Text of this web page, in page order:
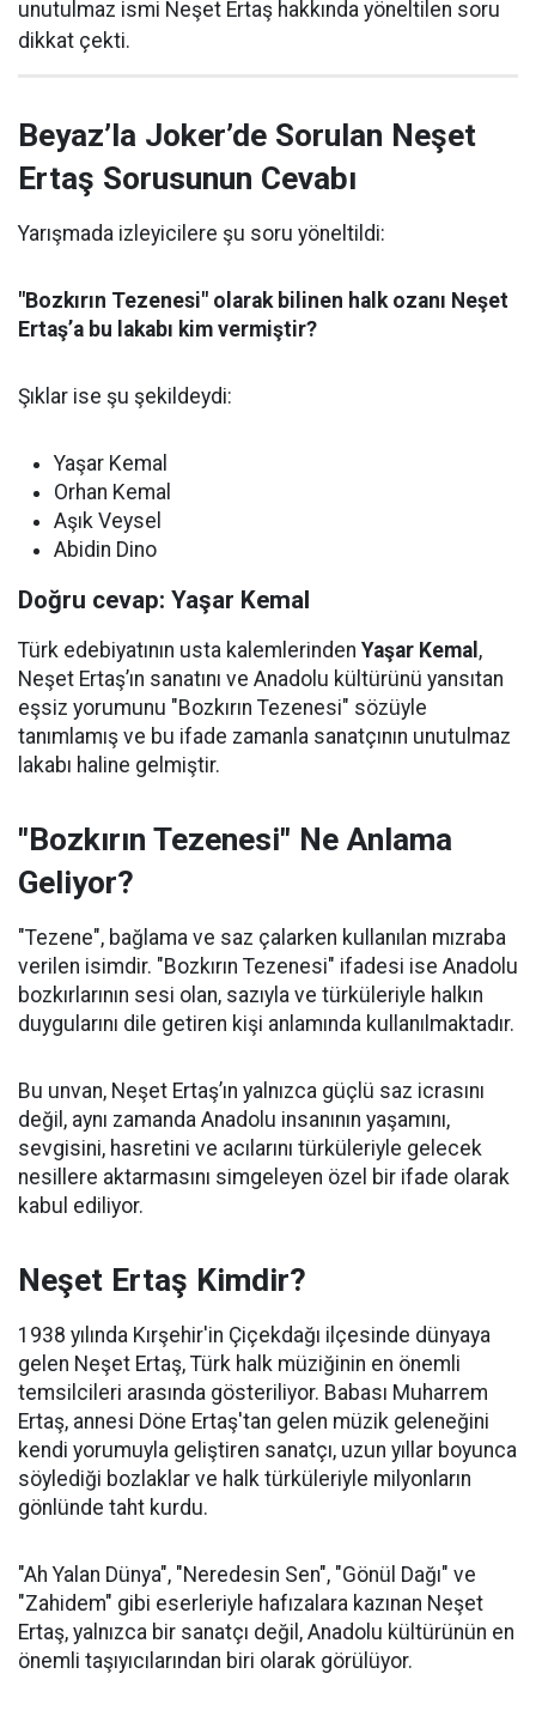
unutulmaz ismi Neşet Ertaş hakkında yöneltilen soru
dikkat çekti.
Beyaz’la Joker’de Sorulan Neşet
Ertaş Sorusunun Cevabı
Yarışmada izleyicilere şu soru yöneltildi:
"Bozkırın Tezenesi" olarak bilinen halk ozanı Neşet
Ertaş’a bu lakabı kim vermiştir?
Şıklar ise şu şekildeydi:
Yaşar Kemal
Orhan Kemal
Aşık Veysel
Abidin Dino
Doğru cevap: Yaşar Kemal
Türk edebiyatının usta kalemlerinden Yaşar Kemal ,
Neşet Ertaş’ın sanatını ve Anadolu kültürünü yansıtan
eşsiz yorumunu "Bozkırın Tezenesi" sözüyle
tanımlamış ve bu ifade zamanla sanatçının unutulmaz
lakabı haline gelmiştir.
"Bozkırın Tezenesi" Ne Anlama
Geliyor?
"Tezene", bağlama ve saz çalarken kullanılan mızraba
verilen isimdir. "Bozkırın Tezenesi" ifadesi ise Anadolu
bozkırlarının sesi olan, sazıyla ve türküleriyle halkın
duygularını dile getiren kişi anlamında kullanılmaktadır.
Bu unvan, Neşet Ertaş’ın yalnızca güçlü saz icrasını
değil, aynı zamanda Anadolu insanının yaşamını,
sevgisini, hasretini ve acılarını türküleriyle gelecek
nesillere aktarmasını simgeleyen özel bir ifade olarak
kabul ediliyor.
Neşet Ertaş Kimdir?
1938 yılında Kırşehir'in Çiçekdağı ilçesinde dünyaya
gelen Neşet Ertaş, Türk halk müziğinin en önemli
temsilcileri arasında gösteriliyor. Babası Muharrem
Ertaş, annesi Döne Ertaş'tan gelen müzik geleneğini
kendi yorumuyla geliştiren sanatçı, uzun yıllar boyunca
söylediği bozlaklar ve halk türküleriyle milyonların
gönlünde taht kurdu.
"Ah Yalan Dünya", "Neredesin Sen", "Gönül Dağı" ve
"Zahidem" gibi eserleriyle hafızalara kazınan Neşet
Ertaş, yalnızca bir sanatçı değil, Anadolu kültürünün en
önemli taşıyıcılarından biri olarak görülüyor.